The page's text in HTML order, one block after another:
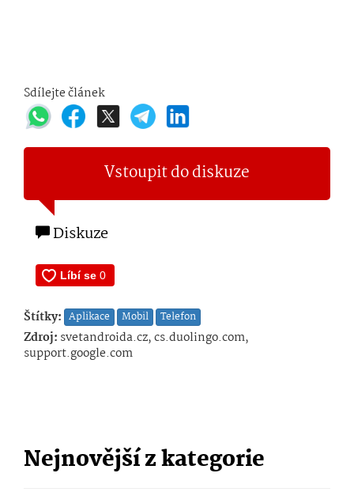
Sdílejte článek
Vstoupit do diskuze
Diskuze
Štítky: Aplikace Mobil Telefon
Zdroj: svetandroida.cz, cs.duolingo.com,
support.google.com
Nejnovější z kategorie